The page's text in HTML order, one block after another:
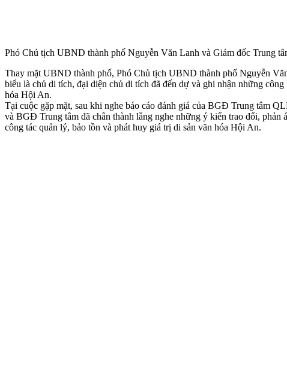
Phó Chủ tịch UBND thành phố Nguyễn Văn Lanh và Giám đốc Trung
Thay mặt UBND thành phố, Phó Chủ tịch UBND thành phố Nguyễn
biểu là chủ di tích, đại diện chủ di tích đã đến dự và ghi nhận những
hóa Hội An.
Tại cuộc gặp mặt, sau khi nghe báo cáo đánh giá của BGĐ Trung tâm
và BGĐ Trung tâm đã chân thành lắng nghe những ý kiến trao đổi, phản
công tác quản lý, bảo tồn và phát huy giá trị di sản văn hóa Hội An.